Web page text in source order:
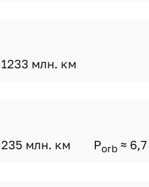
1233 млн. км
235 млн. км Porb ≈ 6,7